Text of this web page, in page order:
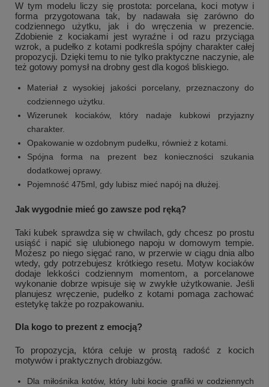
W tym modelu liczy się prostota: porcelana, koci motyw i
forma przygotowana tak, by nadawała się zarówno do
codziennego użytku, jak i do wręczenia w prezencie.
Zdobienie z kociakami jest wyraźne i od razu przyciąga
wzrok, a pudełko z kotami podkreśla spójny charakter całej
propozycji. Dzięki temu to nie tylko praktyczne naczynie, ale
też gotowy pomysł na drobny gest dla kogoś bliskiego.
Materiał z wysokiej jakości porcelany, przeznaczony do
codziennego użytku.
Wizerunek kociaków, który nadaje kubkowi przyjazny
charakter.
Opakowanie w ozdobnym pudełku, również z kotami.
Spójna forma na prezent bez konieczności szukania
dodatkowej oprawy.
Pojemność 475ml, gdy lubisz mieć napój na dłużej.
Jak wygodnie mieć go zawsze pod ręką?
Taki kubek sprawdza się w chwilach, gdy chcesz po prostu
usiąść i napić się ulubionego napoju w domowym tempie.
Możesz po niego sięgać rano, w przerwie w ciągu dnia albo
wtedy, gdy potrzebujesz krótkiego resetu. Motyw kociaków
dodaje lekkości codziennym momentom, a porcelanowe
wykonanie dobrze wpisuje się w zwykłe użytkowanie. Jeśli
planujesz wręczenie, pudełko z kotami pomaga zachować
estetykę także po rozpakowaniu.
Dla kogo to prezent z emocją?
To propozycja, która celuje w prostą radość z kocich
motywów i praktycznych drobiazgów.
Dla miłośnika kotów, który lubi kocie grafiki w codziennych